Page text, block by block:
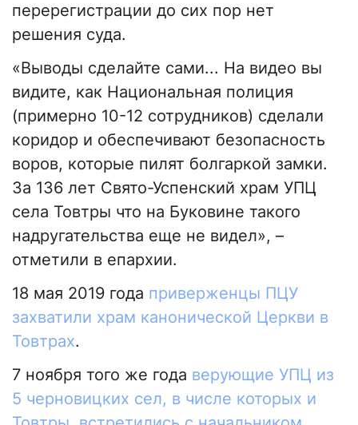
перерегистрации до сих пор нет
решения суда.
«Выводы сделайте сами... На видео вы
видите, как Национальная полиция
(примерно 10-12 сотрудников) сделали
коридор и обеспечивают безопасность
воров, которые пилят болгаркой замки.
За 136 лет Свято-Успенский храм УПЦ
села Товтры что на Буковине такого
надругательства еще не видел», –
отметили в епархии.
18 мая 2019 года приверженцы ПЦУ
захватили храм канонической Церкви в
Товтрах.
7 ноября того же года верующие УПЦ из
5 черновицких сел, в числе которых и